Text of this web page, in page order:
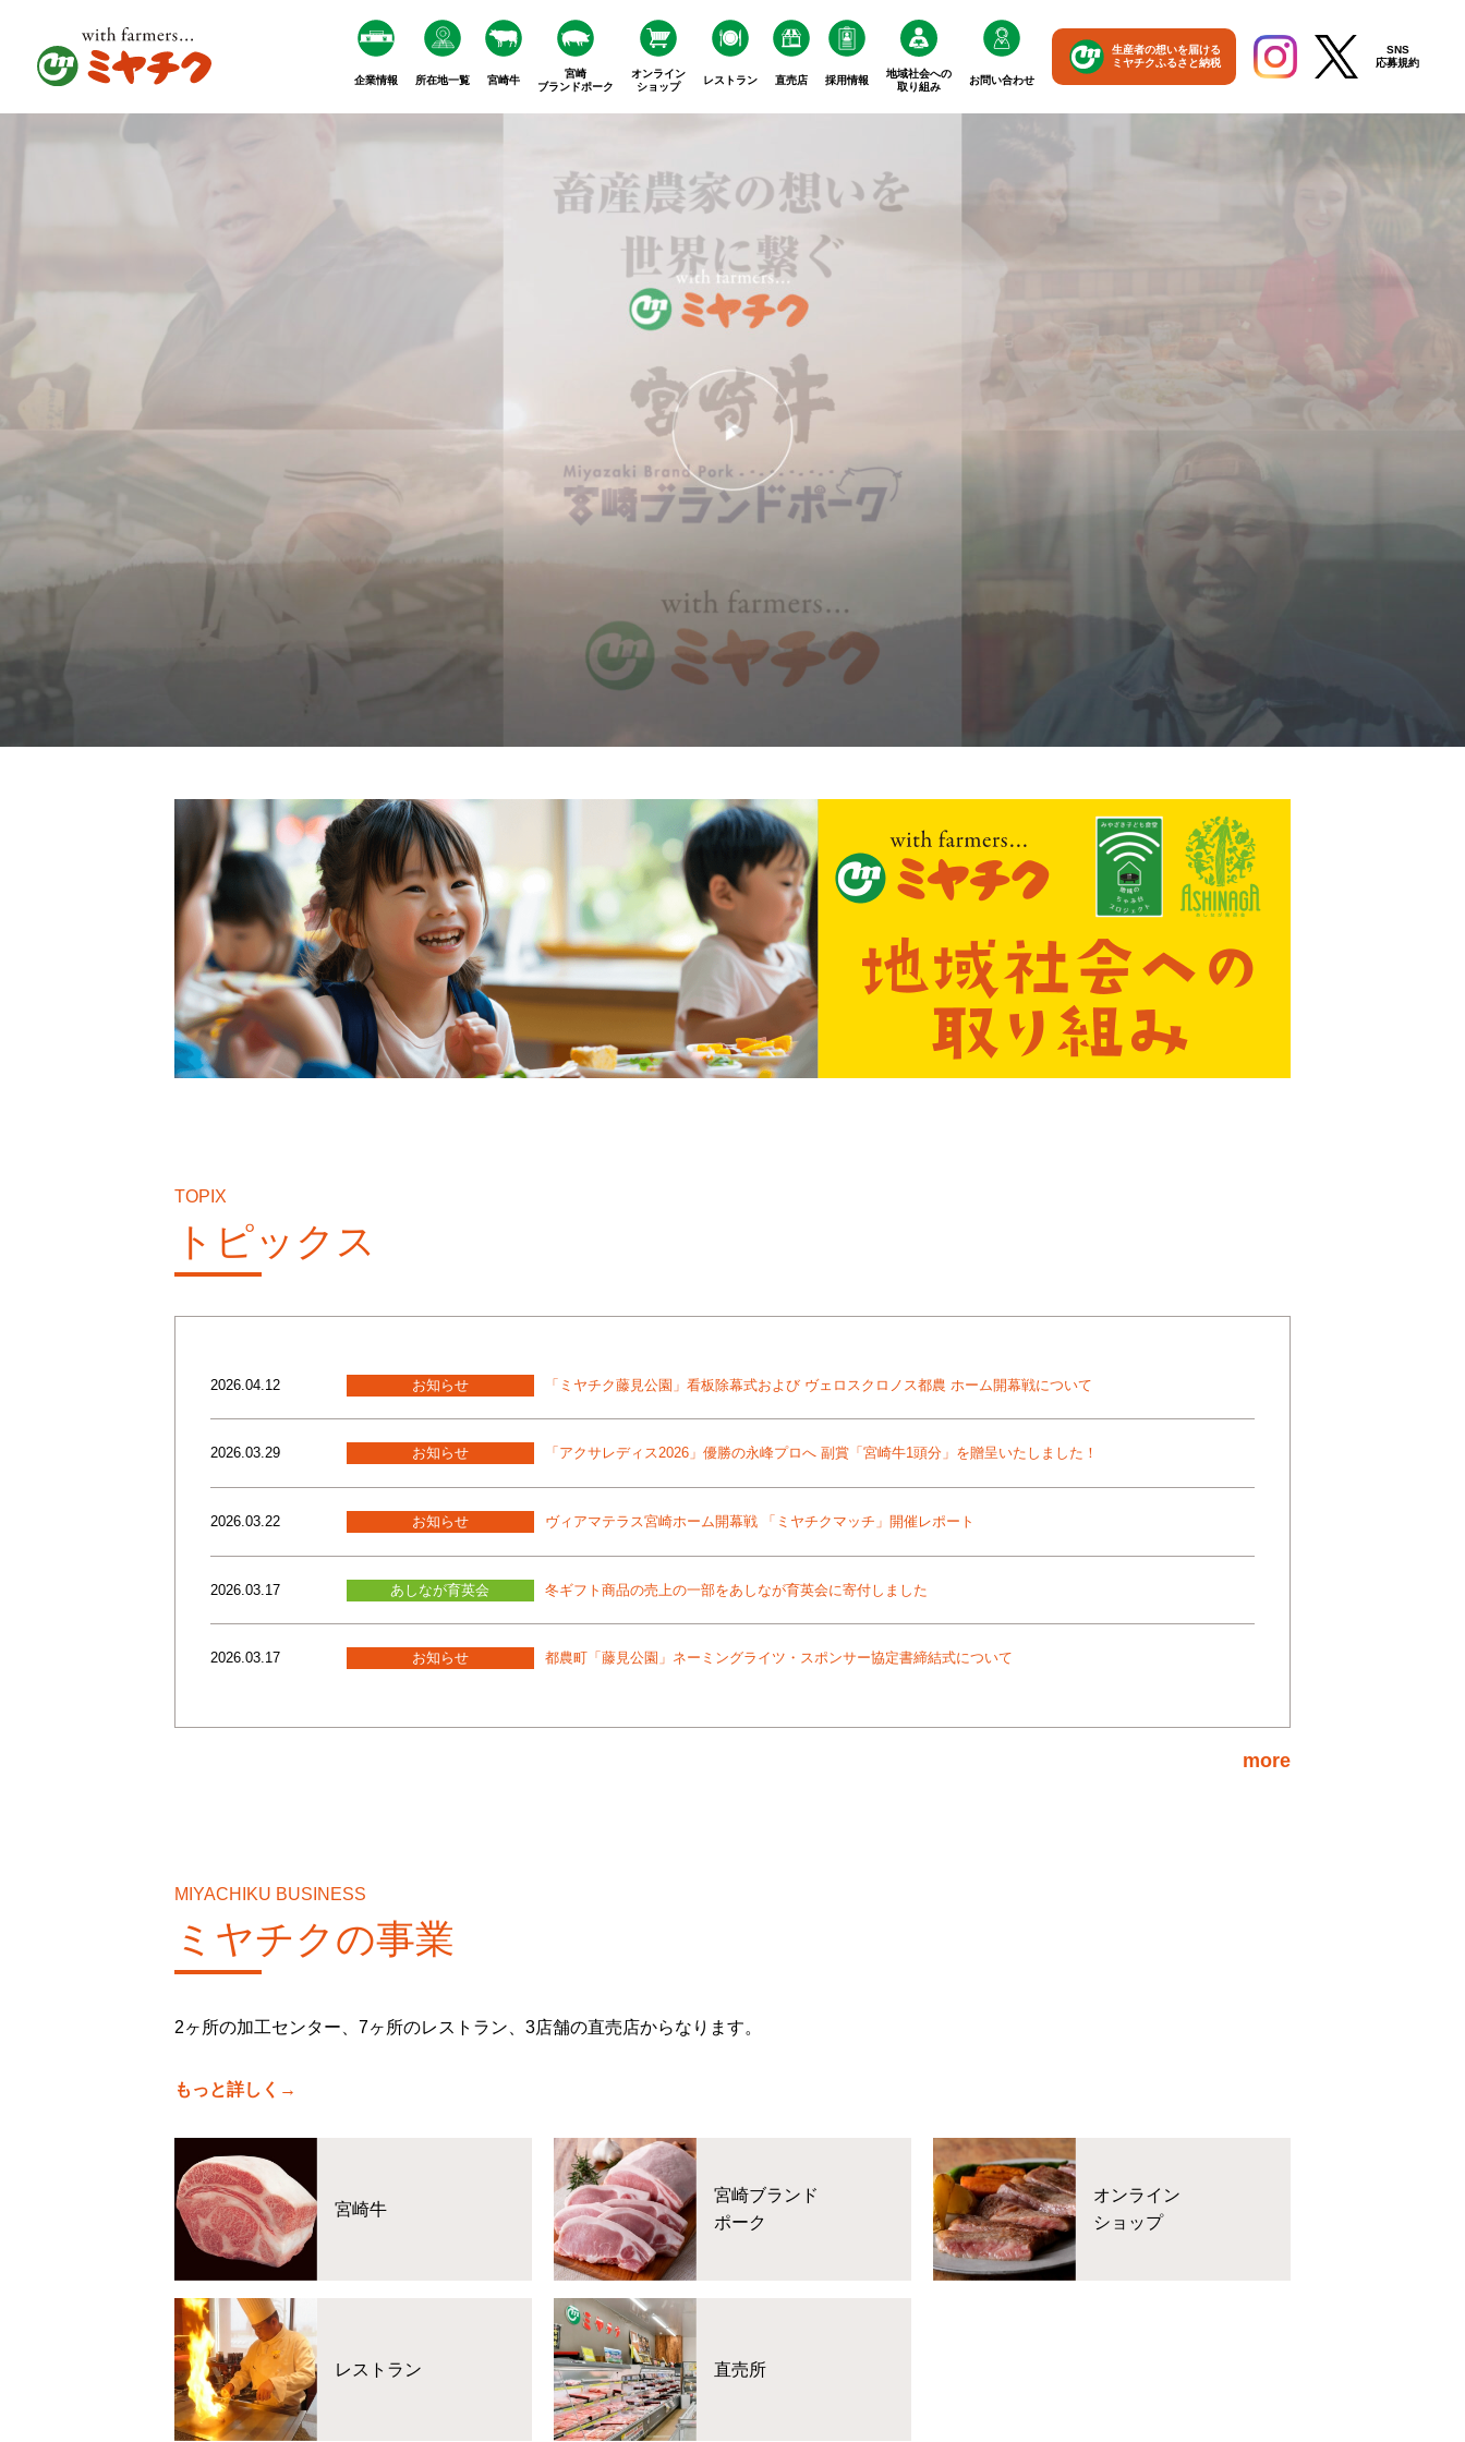
企業情報 所在地一覧 宮崎牛
宮崎
ブランドポーク
オンライン
ショップ
レストラン 直売店 採用情報
地域社会への
取り組み
お問い合わせ
生産者の想いを届ける
ミヤチクふるさと納税
SNS
応募規約
TOPIX
トピックス
2026.04.12 お知らせ 「ミヤチク藤見公園」看板除幕式および ヴェロスクロノス都農 ホーム開幕戦について
2026.03.29 お知らせ 「アクサレディス2026」優勝の永峰プロへ 副賞「宮崎牛1頭分」を贈呈いたしました！
2026.03.22 お知らせ ヴィアマテラス宮崎ホーム開幕戦 「ミヤチクマッチ」開催レポート
2026.03.17 あしなが育英会 冬ギフト商品の売上の一部をあしなが育英会に寄付しました
2026.03.17 お知らせ 都農町「藤見公園」ネーミングライツ・スポンサー協定書締結式について
more
MIYACHIKU BUSINESS
ミヤチクの事業
2ヶ所の加工センター、7ヶ所のレストラン、3店舗の直売店からなります。
もっと詳しく→
宮崎牛
宮崎ブランド
ポーク
オンライン
ショップ
レストラン 直売所